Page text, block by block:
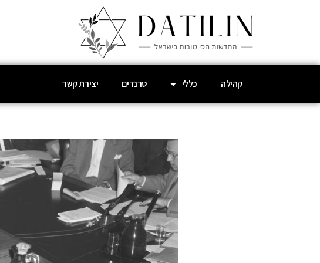
קהילה כללי טרנדים יצירת קשר